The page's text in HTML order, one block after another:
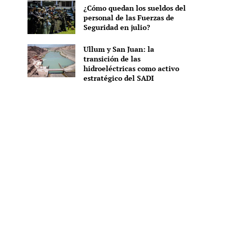
¿Cómo quedan los sueldos del
personal de las Fuerzas de
Seguridad en julio?
Ullum y San Juan: la
transición de las
hidroeléctricas como activo
estratégico del SADI